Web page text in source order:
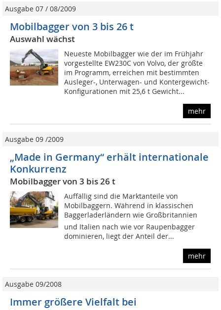
Ausgabe 07 / 08/2009
Mobilbagger von 3 bis 26 t
Auswahl wächst
Neueste Mobilbagger wie der im Frühjahr
vorgestellte EW230C von Volvo, der größte
im Programm, erreichen mit bestimmten
Ausleger-, Unterwagen- und Kontergewicht-
Konfigurationen mit 25,6 t Gewicht...
mehr
Ausgabe 09 /2009
„Made in Germany“ erhält internationale
Konkurrenz
Mobilbagger von 3 bis 26 t
Auffällig sind die Marktanteile von
Mobilbaggern. Während in klassischen
Baggerladerländern wie Großbritannien
und Italien nach wie vor Raupenbagger
dominieren, liegt der Anteil der...
mehr
Ausgabe 09/2008
Immer größere Vielfalt bei